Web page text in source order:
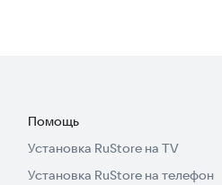
Помощь
Установка RuStore на TV
Установка RuStore на телефон